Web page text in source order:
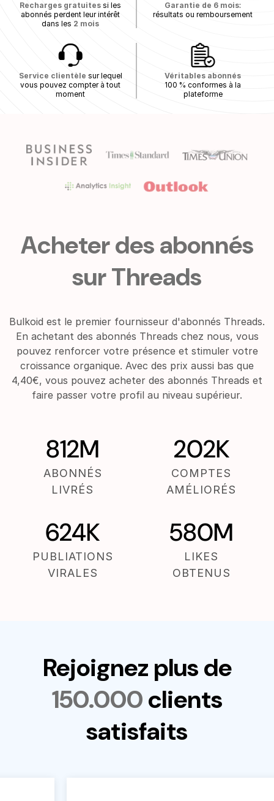
Recharges gratuites si les
abonnés perdent leur intérêt
dans les 2 mois
Garantie de 6 mois:
résultats ou remboursement
Service clientèle sur lequel
vous pouvez compter à tout
moment
Véritables abonnés
100 % conformes à la
plateforme
Acheter des abonnés
sur Threads
Bulkoid est le premier fournisseur d'abonnés Threads.
En achetant des abonnés Threads chez nous, vous
pouvez renforcer votre présence et stimuler votre
croissance organique. Avec des prix aussi bas que
4,40€, vous pouvez acheter des abonnés Threads et
faire passer votre profil au niveau supérieur.
812M
ABONNÉS
LIVRÉS
202K
COMPTES
AMÉLIORÉS
624K
PUBLIATIONS
VIRALES
580M
LIKES
OBTENUS
Rejoignez plus de
150.000clients
satisfaits